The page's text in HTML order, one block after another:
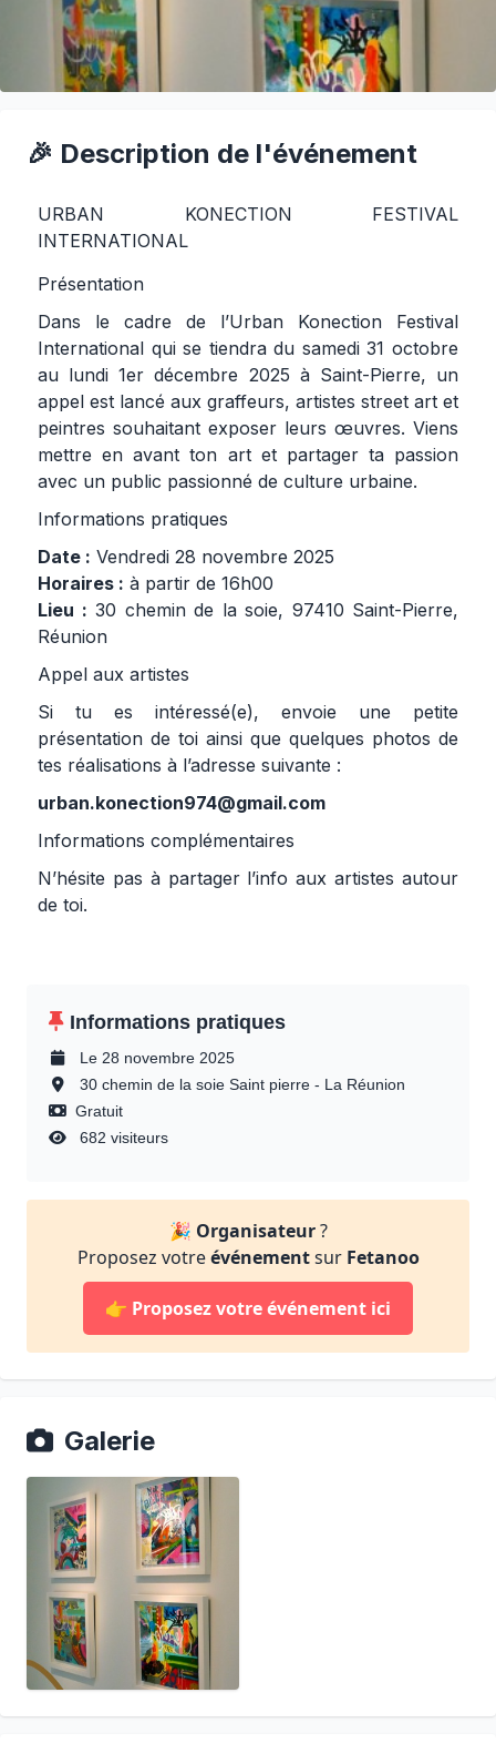
🎉 Description de l'événement
URBAN KONECTION FESTIVAL
INTERNATIONAL
Présentation
Dans le cadre de l’Urban Konection Festival
International qui se tiendra du samedi 31 octobre
au lundi 1er décembre 2025 à Saint-Pierre, un
appel est lancé aux graffeurs, artistes street art et
peintres souhaitant exposer leurs œuvres. Viens
mettre en avant ton art et partager ta passion
avec un public passionné de culture urbaine.
Informations pratiques
Date : Vendredi 28 novembre 2025
Horaires : à partir de 16h00
Lieu : 30 chemin de la soie, 97410 Saint-Pierre,
Réunion
Appel aux artistes
Si tu es intéressé(e), envoie une petite
présentation de toi ainsi que quelques photos de
tes réalisations à l’adresse suivante :
urban.konection974@gmail.com
Informations complémentaires
N’hésite pas à partager l’info aux artistes autour
de toi.
Informations pratiques
Le 28 novembre 2025
30 chemin de la soie Saint pierre - La Réunion
Gratuit
682 visiteurs
🎉 Organisateur?
Proposez votreévénementsur Fetanoo
👉 Proposez votre événement ici
Galerie